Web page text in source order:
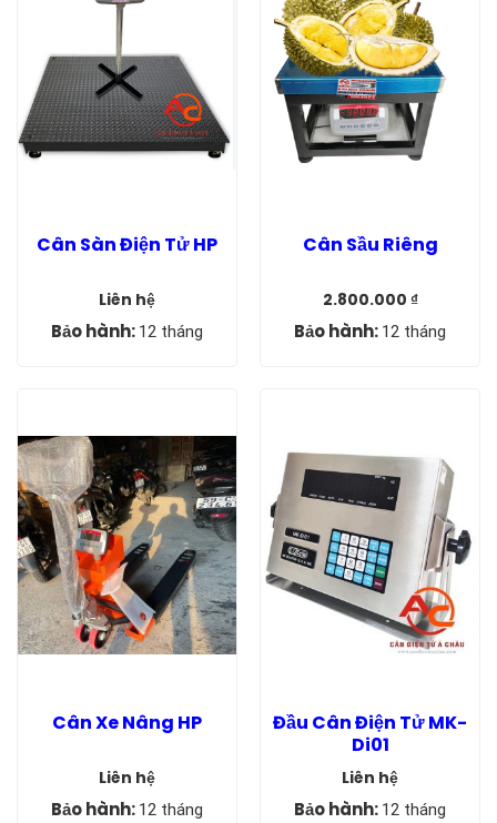
Cân Sàn Điện Tử HP
Liên hệ
Bảo hành: 12 tháng
Cân Sầu Riêng
Giá
gốc
là:
2.800.000 ₫
Giá
hiện
tại
Bảo hành: 12 tháng
Cân Xe Nâng HP
Liên hệ
Bảo hành: 12 tháng
Đầu Cân Điện Tử MK-
Di01
Liên hệ
Bảo hành: 12 tháng